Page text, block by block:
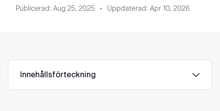
Publicerad: Aug 25, 2025 Uppdaterad: Apr 10, 2026
Innehållsförteckning